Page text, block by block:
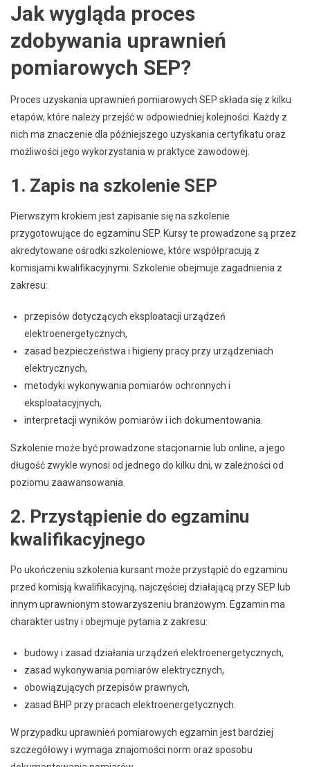
Jak wygląda proces
zdobywania uprawnień
pomiarowych SEP?
Proces uzyskania uprawnień pomiarowych SEP składa się z kilku
etapów, które należy przejść w odpowiedniej kolejności. Każdy z
nich ma znaczenie dla późniejszego uzyskania certyfikatu oraz
możliwości jego wykorzystania w praktyce zawodowej.
1. Zapis na szkolenie SEP
Pierwszym krokiem jest zapisanie się na szkolenie
przygotowujące do egzaminu SEP. Kursy te prowadzone są przez
akredytowane ośrodki szkoleniowe, które współpracują z
komisjami kwalifikacyjnymi. Szkolenie obejmuje zagadnienia z
zakresu:
przepisów dotyczących eksploatacji urządzeń
elektroenergetycznych,
zasad bezpieczeństwa i higieny pracy przy urządzeniach
elektrycznych,
metodyki wykonywania pomiarów ochronnych i
eksploatacyjnych,
interpretacji wyników pomiarów i ich dokumentowania.
Szkolenie może być prowadzone stacjonarnie lub online, a jego
długość zwykle wynosi od jednego do kilku dni, w zależności od
poziomu zaawansowania.
2. Przystąpienie do egzaminu
kwalifikacyjnego
Po ukończeniu szkolenia kursant może przystąpić do egzaminu
przed komisją kwalifikacyjną, najczęściej działającą przy SEP lub
innym uprawnionym stowarzyszeniu branżowym. Egzamin ma
charakter ustny i obejmuje pytania z zakresu:
budowy i zasad działania urządzeń elektroenergetycznych,
zasad wykonywania pomiarów elektrycznych,
obowiązujących przepisów prawnych,
zasad BHP przy pracach elektroenergetycznych.
W przypadku uprawnień pomiarowych egzamin jest bardziej
szczegółowy i wymaga znajomości norm oraz sposobu